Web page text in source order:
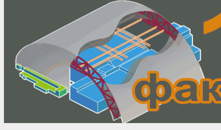
будет,
Арка
накроет
Саркофаг
4-
го
блока
Чернобыльской
АЭС?